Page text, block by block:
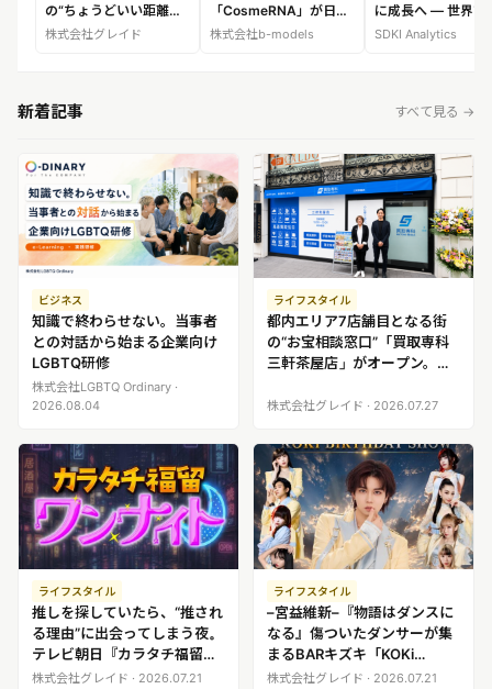
ライフスタイル
リリースを配信する
レターリリースを受信（メディア登
録）
の“ちょうどいい距離
感”が、大人にウケ
株式会社グレイド
「CosmeRNA」が日本
市場へ。株式
株式会社b-models
に成長へ ― 世界市
査レポートを
SDKI Analytics
新着記事 すべて見る →
ビジネス
知識で終わらせない。当事者
との対話から始まる企業向け
LGBTQ研修
株式会社LGBTQ Ordinary ·
2026.08.04
ライフスタイル
都内エリア7店舗目となる街
の“お宝相談窓口”「買取専科
三軒茶屋店」がオープン。三
談
株式会社グレイド · 2026.07.27
ライフスタイル
推しを探していたら、“推され
る理由”に出会ってしまう夜。
テレビ朝日『カラタチ福留ワ
ンナイト』に 「ネオスナック
株式会社グレイド · 2026.07.21
ライフスタイル
–宮益維新–『物語はダンスに
なる』傷ついたダンサーが集
まるBARキズキ「KOKi
Birthday Show」
株式会社グレイド · 2026.07.21